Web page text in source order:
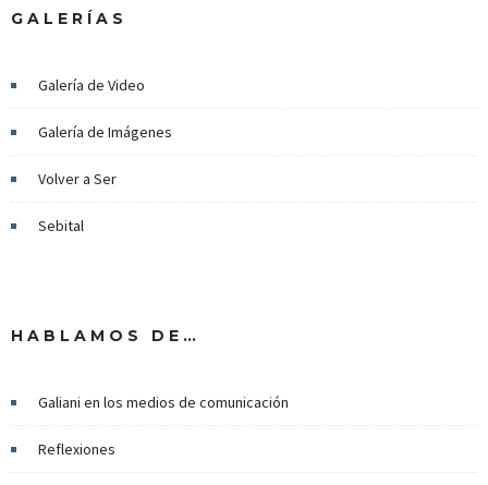
GALERÍAS
Galería de Video
Galería de Imágenes
Volver a Ser
Sebital
HABLAMOS DE…
Galiani en los medios de comunicación
Reflexiones